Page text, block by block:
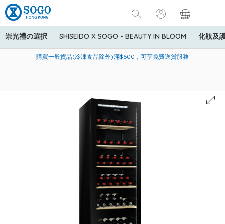
崇光禮の選択 SHISEIDO X SOGO - BEAUTY IN BLOOM 化妝及
美國運通Explorer®信用卡會員購物禮遇：高達5%簽賬回贈！
購買一般貨品(冷凍食品除外)滿$600，可享免費送貨服務
寄送中國內地服務只適用於指定商品，若訂單金額少於HK$600(折